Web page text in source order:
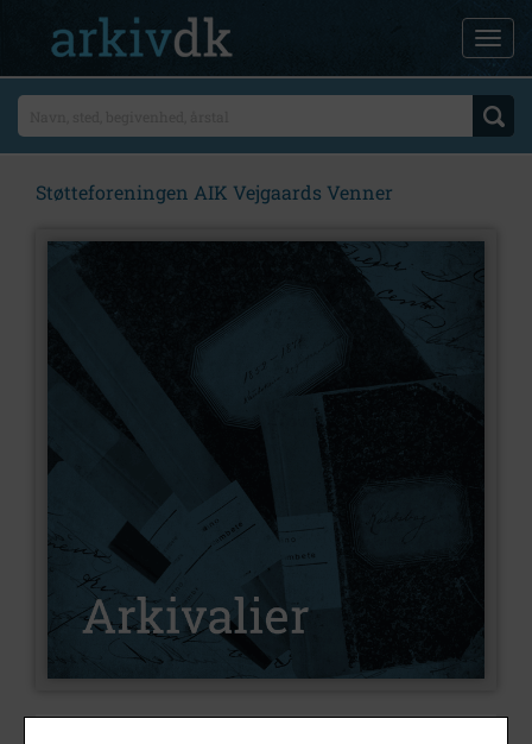
Støtteforeningen AIK Vejgaards Venner